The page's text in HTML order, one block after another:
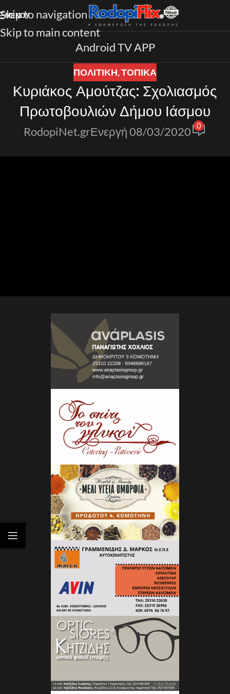
Skip to navigation
Skip to main content
ΜΕΝΟΎ
Android TV APP
ΠΟΛΙΤΙΚΗ,ΤΟΠΙΚΑ
Κυριάκος Αμούτζας: Σχολιασμός
Πρωτοβουλιών Δήμου Ιάσμου
RodopiNet.grΕνεργή 08/03/2020 0